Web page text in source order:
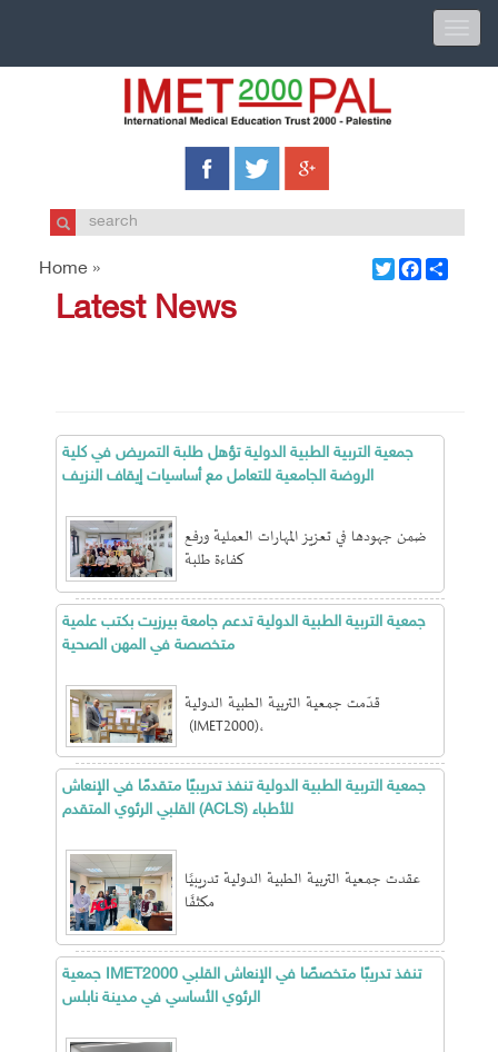
Home » TwitterFacebook
Latest News
جمعية التربية الطبية الدولية تؤهل طلبة التمريض في كلية
الروضة الجامعية للتعامل مع أساسيات إيقاف النزيف
ضمن جهودها في تعزيز المهارات العملية ورفع
كفاءة طلبة
جمعية التربية الطبية الدولية تدعم جامعة بيرزيت بكتب علمية
متخصصة في المهن الصحية
قدّمت جمعية التربية الطبية الدولية
(IMET2000)،
جمعية التربية الطبية الدولية تنفذ تدريبيًا متقدمًا في الإنعاش
القلبي الرئوي المتقدم (ACLS) للأطباء
عقدت جمعية التربية الطبية الدولية تدريبيًا
مكثفًا
جمعية IMET2000 تنفذ تدريبًا متخصصًا في الإنعاش القلبي
الرئوي الأساسي في مدينة نابلس